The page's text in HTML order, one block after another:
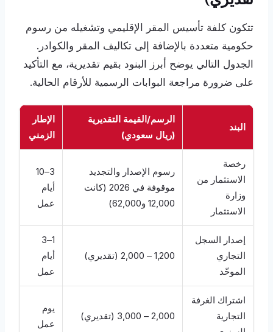
تتكون كلفة تأسيس المقر الإقليمي وتشغيله من رسوم
حكومية متعددة بالإضافة إلى تكاليف المقر والكوادر.
الجدول التالي يوضح أبرز البنود بقيم تقديرية، مع التأكيد
على ضرورة مراجعة البوابات الرسمية للأرقام الحالية.
البند
الرسم/القيمة التقديرية
(ريال سعودي)
الإطار
الزمني
رخصة
الاستثمار من
وزارة
الاستثمار
رسوم الإصدار والتجديد
موقوفة في 2026 (كانت
12,000 و62,000)
3–10
أيام
عمل
إصدار السجل
التجاري
الموحّد
1,200 – 2,000 (تقديري)
1–3
أيام
عمل
اشتراك الغرفة
التجارية
2,000 – 3,000 (تقديري)
يوم
عمل